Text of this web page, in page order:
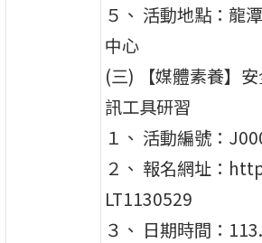
５、 活動地點：龍
中心
(三) 【媒體素養】
訊工具研習
１、 活動編號：
２、 報名網址：
LT1130529
３、 日期時間：